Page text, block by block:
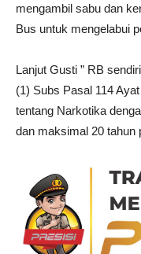
mengambil sabu dan
Bus untuk mengelabui
Lanjut Gusti ” RB
(1) Subs Pasal 114
tentang Narkotika
dan maksimal 20 tahun